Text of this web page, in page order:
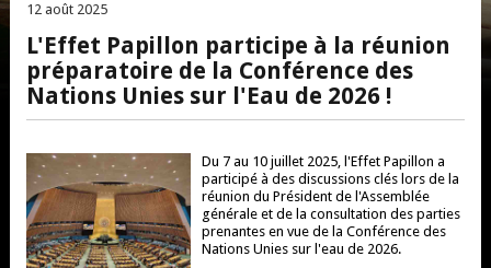
12 août 2025
L'Effet Papillon participe à la réunion
préparatoire de la Conférence des
Nations Unies sur l'Eau de 2026 !
Du 7 au 10 juillet 2025, l'Effet Papillon a
participé à des discussions clés lors de la
réunion du Président de l'Assemblée
générale et de la consultation des parties
prenantes en vue de la Conférence des
Nations Unies sur l'eau de 2026.